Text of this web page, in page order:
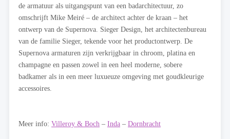
de armatuur als uitgangspunt van een badarchitectuur, zo
omschrijft Mike Meiré – de architect achter de kraan – het
ontwerp van de Supernova. Sieger Design, het architectenbureau
van de familie Sieger, tekende voor het productontwerp. De
Supernova armaturen zijn verkrijgbaar in chroom, platina en
champagne en passen zowel in een heel moderne, sobere
badkamer als in een meer luxueuze omgeving met goudkleurige
accessoires.
Meer info: Villeroy & Boch – Inda – Dornbracht